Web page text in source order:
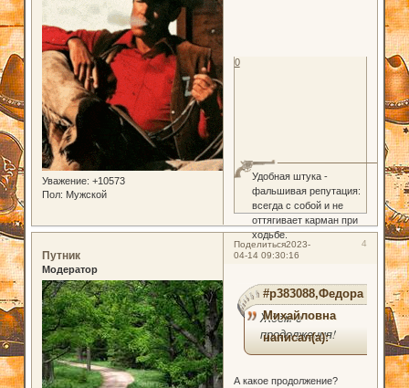
Уважение: +10573
Пол: Мужской
Удобная штука -
фальшивая репутация:
всегда с собой и не
оттягивает карман при
ходьбе.
0
Поделиться 4
2023-
04-14 09:30:16
Путник
Модератор
#p383088,Федора
Михайловна
написал(а):
Ждем-с
продолжения!
А какое продолжение?